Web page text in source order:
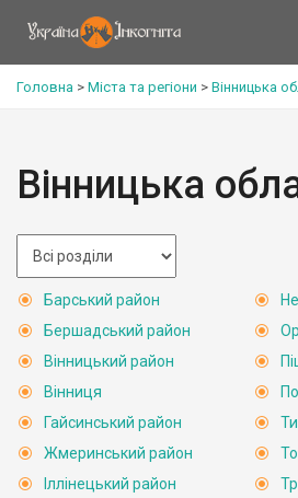
Головна > Міста та регіони > Вінницька
Вінницька
Барський район
Бершадський район
Вінницький район
Вінниця
Гайсинський район
Жмеринський район
Іллінецький район